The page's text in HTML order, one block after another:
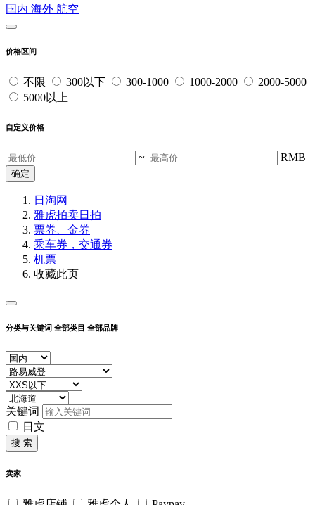
国内 海外 航空
价格区间
不限 300以下 300-1000 1000-2000
2000-5000
5000以上
自定义价格
~ RMB
确定
日淘网
雅虎拍卖日拍
票券、金券
乘车券，交通券
机票
收藏此页
分类与关键词 全部类目 全部品牌
关键词
日文
搜 索
卖家